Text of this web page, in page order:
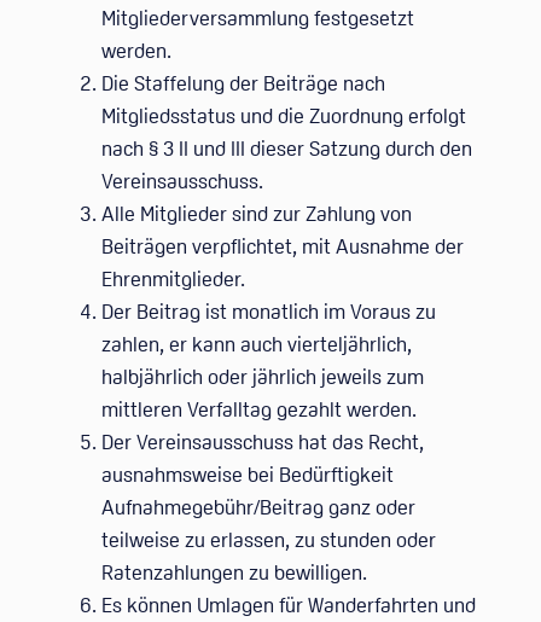
Mitgliederversammlung festgesetzt
werden.
Die Staffelung der Beiträge nach
Mitgliedsstatus und die Zuordnung erfolgt
nach § 3 II und III dieser Satzung durch den
Vereinsausschuss.
Alle Mitglieder sind zur Zahlung von
Beiträgen verpflichtet, mit Ausnahme der
Ehrenmitglieder.
Der Beitrag ist monatlich im Voraus zu
zahlen, er kann auch vierteljährlich,
halbjährlich oder jährlich jeweils zum
mittleren Verfalltag gezahlt werden.
Der Vereinsausschuss hat das Recht,
ausnahmsweise bei Bedürftigkeit
Aufnahmegebühr/Beitrag ganz oder
teilweise zu erlassen, zu stunden oder
Ratenzahlungen zu bewilligen.
Es können Umlagen für Wanderfahrten und